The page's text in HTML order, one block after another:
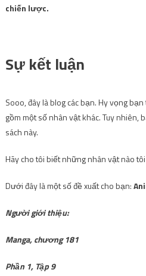
chiến lược.
Sự kết luận
Sooo, đây là blog các bạn. Hy vọng
gồm một số nhân vật khác. Tuy nhiên,
sách này.
Hãy cho tôi biết những nhân vật nào
Dưới đây là một số đề xuất cho bạn:
Người giới thiệu:
Manga, chương 181
Phần 1, Tập 9